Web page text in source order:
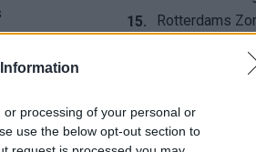
processing of your personal or
use the below opt-out section to
15.
Rotterdams
16.
Feyenoord
Ueda en Hadj